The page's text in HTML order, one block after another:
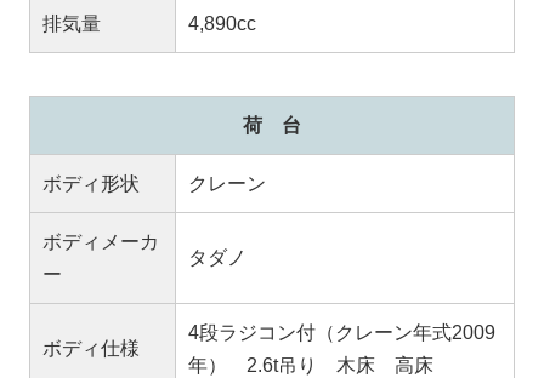
排気量 4,890cc
荷 台
ボディ形状 クレーン
ボディメーカ
ー
タダノ
ボディ仕様
4段ラジコン付（クレーン年式2009
年） 2.6t吊り 木床 高床